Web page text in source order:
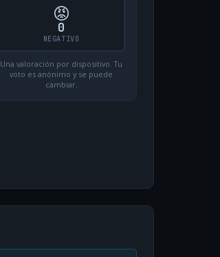
😡
0
NEGATIVO
Una valoración por dispositivo. Tu
voto es anónimo y se puede
cambiar.